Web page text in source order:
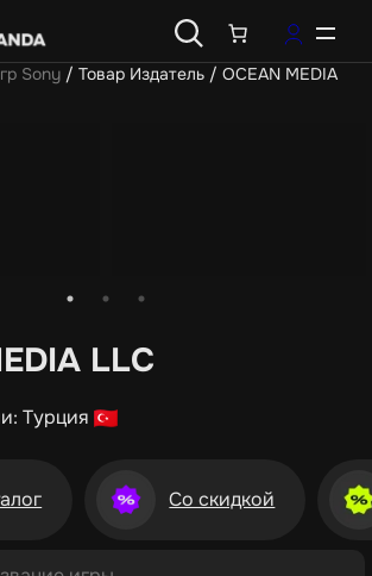
Sony / Товар Издатель / OCEAN MEDIA
LLC
Турция
Со скидкой